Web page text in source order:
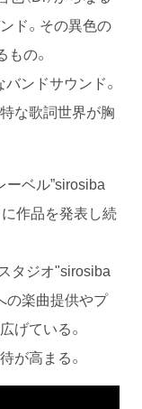
ド。その異色の
の。
ンドサウンド。
な歌詞世界が胸
ーベル”sirosiba
作品を発表し続
タジオ"sirosiba
の楽曲提供やプ
げている。
が高まる。